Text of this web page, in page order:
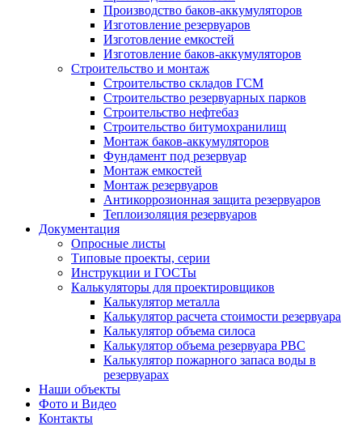
Производство баков-аккумуляторов
Изготовление резервуаров
Изготовление емкостей
Изготовление баков-аккумуляторов
Строительство и монтаж
Строительство складов ГСМ
Строительство резервуарных парков
Строительство нефтебаз
Строительство битумохранилищ
Монтаж баков-аккумуляторов
Фундамент под резервуар
Монтаж емкостей
Монтаж резервуаров
Антикоррозионная защита резервуаров
Теплоизоляция резервуаров
Документация
Опросные листы
Типовые проекты, серии
Инструкции и ГОСТы
Калькуляторы для проектировщиков
Калькулятор металла
Калькулятор расчета стоимости резервуара
Калькулятор объема силоса
Калькулятор объема резервуара РВС
Калькулятор пожарного запаса воды в
резервуарах
Наши объекты
Фото и Видео
Контакты